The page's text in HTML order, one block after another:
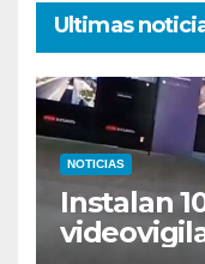
Ultimas
NOTICIAS
Instalan